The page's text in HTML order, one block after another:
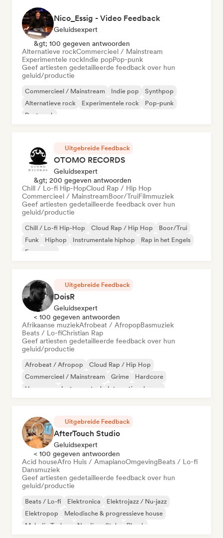
Nico_Essig - Video Feedback
Geluidsexpert
&gt; 100 gegeven antwoorden
Alternatieve rockCommercieel / Mainstream
Experimentele rockIndie popPop-punk
Geef artiesten gedetailleerde feedback over hun
geluid/productie
Commercieel / Mainstream Indie pop
Synthpop
Alternatieve rock
Experimentele rock
Pop-punk
Post punk
Uitgebreide Feedback
OTOMO RECORDS
Geluidsexpert
&gt; 200 gegeven antwoorden
Chill / Lo-fi Hip-HopCloud Rap / Hip Hop
Commercieel / MainstreamBoor/TruiFilmmuziek
Geef artiesten gedetailleerde feedback over hun
geluid/productie
Chill / Lo-fi Hip-Hop Cloud Rap / Hip Hop
Boor/Trui
Funk
Hiphop Instrumentale hiphop
Rap in het Engels
Franse rap
Uitgebreide Feedback
DoisR
Geluidsexpert
< 100 gegeven antwoorden
Afrikaanse muziekAfrobeat / AfropopBasmuziek
Beats / Lo-fiChristian Rap
Geef artiesten gedetailleerde feedback over hun
geluid/productie
Afrobeat / Afropop
Cloud Rap / Hip Hop
Commercieel / Mainstream
Grime
Hardcore
Hyperpop
Instrumentaal Internationale pop
Uitgebreide Feedback
AfterTouch Studio
Geluidsexpert
< 100 gegeven antwoorden
Acid houseAfro Huis / AmapianoOmgevingBeats / Lo-fi
Dansmuziek
Geef artiesten gedetailleerde feedback over hun
geluid/productie
Beats / Lo-fi Elektronica
Elektrojazz / Nu-jazz
Elektropop
Melodische & progressieve house
Melodic Techno
Nu-disco/Italo Phonk